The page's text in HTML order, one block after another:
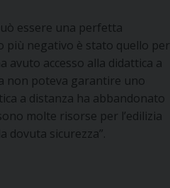
essere una perfetta
più negativo è stato quello per
avuto accesso alla didattica a
non poteva garantire uno
a distanza ha abbandonato
molte risorse per l’edilizia
dovuta sicurezza”.